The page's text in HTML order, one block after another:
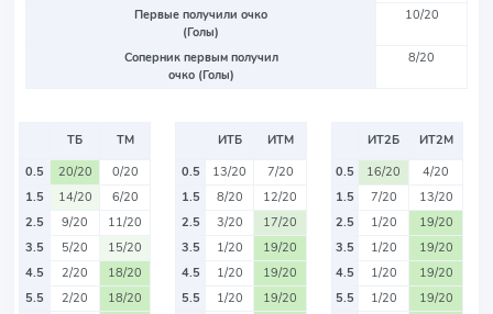
Первые получили очко
(Голы)
10/20
Соперник первым получил
очко (Голы)
8/20
ТБ
ТМ
0.5
20/20
0/20
1.5
14/20
6/20
2.5
9/20
11/20
3.5
5/20
15/20
4.5
2/20
18/20
5.5
2/20
18/20
ИТБ
ИТМ
0.5
13/20
7/20
1.5
8/20
12/20
2.5
3/20
17/20
3.5
1/20
19/20
4.5
1/20
19/20
5.5
1/20
19/20
ИТ2Б
ИТ2М
0.5
16/20
4/20
1.5
7/20
13/20
2.5
1/20
19/20
3.5
1/20
19/20
4.5
1/20
19/20
5.5
1/20
19/20